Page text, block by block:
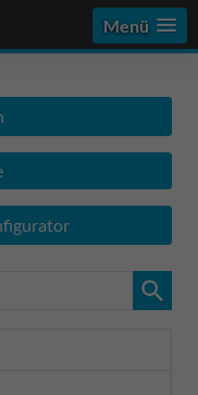
Menü